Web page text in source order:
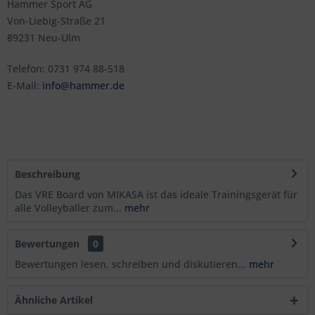
Hammer Sport AG
Von-Liebig-Straße 21
89231 Neu-Ulm
Telefon: 0731 974 88-518
E-Mail: info@hammer.de
Beschreibung
Das VRE Board von MIKASA ist das ideale Trainingsgerät für
alle Volleyballer zum... mehr
Bewertungen
0
Bewertungen lesen, schreiben und diskutieren... mehr
Ähnliche Artikel